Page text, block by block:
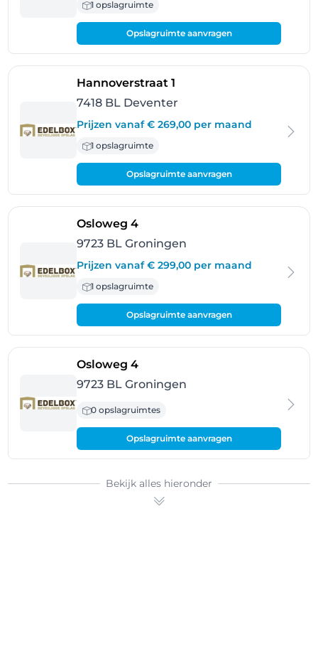
1 opslagruimte
Opslagruimte aanvragen
Hannoverstraat 1
7418 BL Deventer
Prijzen vanaf € 269,00 per maand
1 opslagruimte
Opslagruimte aanvragen
Osloweg 4- Groningen
9723 BL Groningen
Prijzen vanaf € 299,00 per maand
1 opslagruimte
Opslagruimte aanvragen
Osloweg 4- Groningen
9723 BL Groningen
0 opslagruimtes
Opslagruimte aanvragen
Bekijk alles hieronder